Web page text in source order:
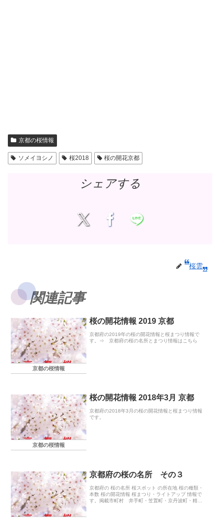
京都の桜情報
ソメイヨシノ 桜2018 桜の開花京都
シェアする
桜雲
関連記事
京都の桜情報
桜の開花情報 2019 京都
京都府の2019年の桜の開花情報と桜まつり情報で
す。⇒ 京都府の桜の名所とまつり情報はこちら
京都の桜情報
桜の開花情報 2018年3月 京都
京都府の2018年3月の桜の開花情報と桜まつり情報
です。
京都府の桜の名所 その３
京都府の 桜の名所 桜スポット の所在地 桜の種類・
本数 桜の開花情報 桜まつり・ライトアップ 情報で
す。掲載市町村 井手町・笠置町・京丹波町・精華